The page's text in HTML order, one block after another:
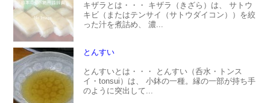
キザラとは・・・ キザラ（きざら）は、 サトウ
キビ（またはテンサイ（サトウダイコン））を絞
った汁を煮詰め、 濃...
とんすい
とんすいとは・・・ とんすい（呑水・トンス
イ・tonsui）は、 小鉢の一種。縁の一部が持ち手
のように突出して...